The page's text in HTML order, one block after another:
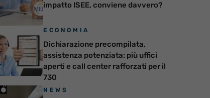
impatto ISEE, conviene davvero?
ECONOMIA
Dichiarazione precompilata,
assistenza potenziata: più uffici
aperti e call center rafforzati per il
730
NEWS